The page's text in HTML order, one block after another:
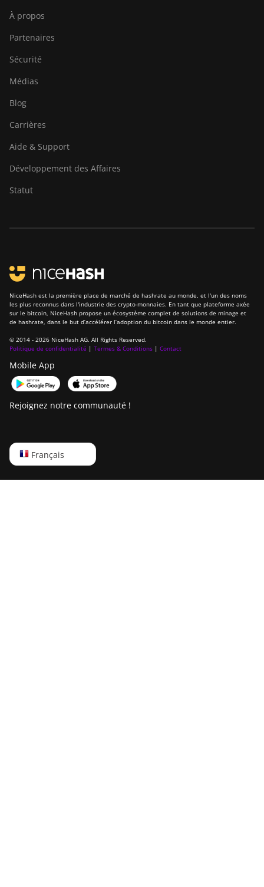
À propos
Partenaires
Sécurité
Médias
Blog
Carrières
Aide & Support
Développement des Affaires
Statut
NiceHash est la première place de marché de hashrate au monde, et l'un des noms
les plus reconnus dans l'industrie des crypto-monnaies. En tant que plateforme axée
sur le bitcoin, NiceHash propose un écosystème complet de solutions de minage et
de hashrate, dans le but d’accélérer l’adoption du bitcoin dans le monde entier.
© 2014 - 2026 NiceHash AG. All Rights Reserved.
Politique de confidentialité | Termes & Conditions | Contact
Mobile App
Rejoignez notre communauté !
Français
English